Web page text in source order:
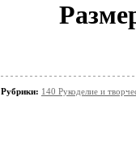
Рубрики: 140 Рукоделие и